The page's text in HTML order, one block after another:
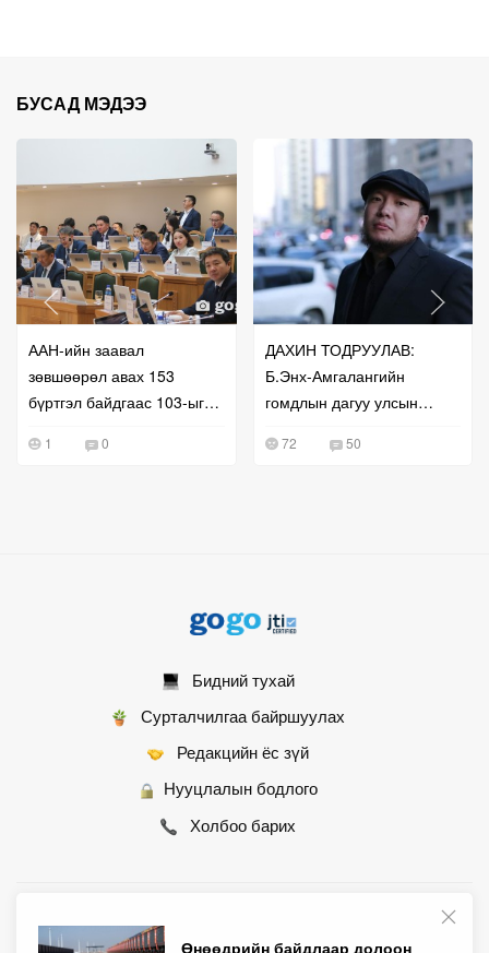
Өнөөдрийн байдлаар долоон
БУСАД МЭДЭЭ
ААН-ийн заавал
зөвшөөрөл авах 153
бүртгэл байдгаас 103-ыг
1 0
ДАХИН ТОДРУУЛАВ:
Б.Энх-Амгалангийн
гомдлын дагуу улсын
өгчээ
72 50
Бидний тухай
Сурталчилгаа байршуулах
Редакцийн ёс зүй
Нууцлалын бодлого
Холбоо барих
© 2007 - 2026 Монгол Контент ХХК • Бүх эрх хуулиар хамгаалагдсан